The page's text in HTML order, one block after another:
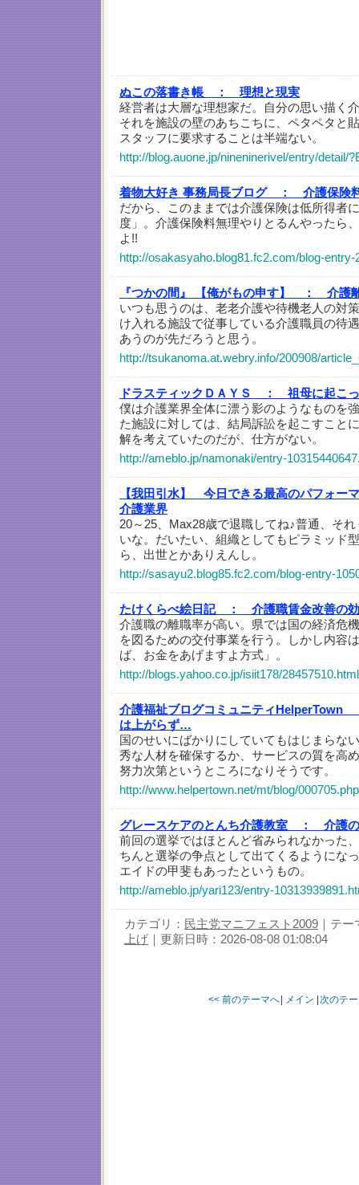
ぬこの落書き帳 ：
理想と現実
経営者は大層な理想家だ。自分の思い描く
それを施設の壁のあちこちに、ペタペタと
スタッフに要求することは半端ない。
http://blog.auone.jp/nineninerivel/entry/detail/
着物大好き 事務局長ブログ ：
介護保険
だから、このままでは介護保険は低所得者
度」。介護保険料無理やりとるんやったら
よ!!
http://osakasyaho.blog81.fc2.com/blog-entry-
『つかの間』 【俺がもの申す】 ：
介護
いつも思うのは、老老介護や待機老人の対
け入れる施設で従事している介護職員の待
あうのが先だろうと思う。
http://tsukanoma.at.webry.info/200908/
ドラスティックＤＡＹＳ ：
祖母に起こ
僕は介護業界全体に漂う影のようなものを
た施設に対しては、結局訴訟を起こすこと
解を考えていたのだが、仕方がない。
http://ameblo.jp/namonaki/entry-
【我田引水】 今日できる最高のパフォー
介護業界
20～25、Max28歳で退職してね♪普通、そ
いな。だいたい、組織としてもピラミッド
ら、出世とかありえんし。
http://sasayu2.blog85.fc2.com/blog-entry-
たけくらべ絵日記 ：
介護職賃金改善の
介護職の離職率が高い。県では国の経済危
を図るための交付事業を行う。しかし内容
ば、お金をあげますよ方式」。
http://blogs.yahoo.co.jp/isiit178/28457510.html
介護福祉ブログコミュニティHelperTown
は上がらず…
国のせいにばかりにしていてもはじまらな
秀な人材を確保するか、サービスの質を高
努力次第というところになりそうです。
http://www.helpertown.net/mt/blog/000705.php
グレースケアのとんち介護教室 ：
介護
前回の選挙ではほとんど省みられなかった
ちんと選挙の争点として出てくるようにな
エイドの甲斐もあったというもの。
http://ameblo.jp/yari123/entry-
カテゴリ： 民主党マニフェスト2009 ｜テー
上げ ｜更新日時：2026-08-08 01:08:04
<< 前のテーマへ メイン 次のテ